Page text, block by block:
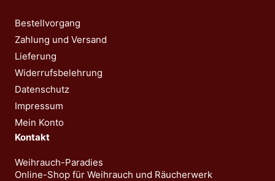
Bestellvorgang
Zahlung und Versand
Lieferung
Widerrufsbelehrung
Datenschutz
Impressum
Mein Konto
Kontakt
Weihrauch-Paradies
Online-Shop für Weihrauch und Räucherwerk